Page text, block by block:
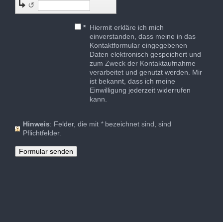
↺
* Hiermit erkläre ich mich
einverstanden, dass meine in das
Kontaktformular eingegebenen
Daten elektronisch gespeichert und
zum Zweck der Kontaktaufnahme
verarbeitet und genutzt werden. Mir
ist bekannt, dass ich meine
Einwilligung jederzeit widerrufen
kann.
Hinweis : Felder, die mit *bezeichnet sind, sind
Pflichtfelder.